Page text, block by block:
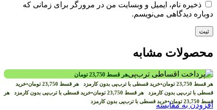
ذخیره نام، ایمیل و وبسایت من در مرورگر برای زمانی که
دوباره دیدگاهی می‌نویسم.
محصولات مشابه
هر قسط 23,750 تومان
هر قسط 23,750 تومان•خرید قسطی با ترب‌پی بدون کارمزد هر قسط 23,750 تومان•خرید
قسطی با ترب‌پی بدون کارمزد هر قسط 23,750 تومان•خرید قسطی با ترب‌پی بدون کارمزد هر
قسط 23,750 تومان•خرید قسطی با ترب‌پی بدون کارمزدافزودن به مقایسه